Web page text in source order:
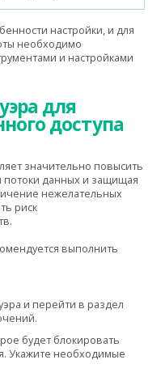
настройки, и для
необходимо
и настройками
для
доступа
значительно повысить
потоки данных и защищая
нежелательных
риск
выполнить
и перейти в раздел
будет блокировать
Укажите необходимые